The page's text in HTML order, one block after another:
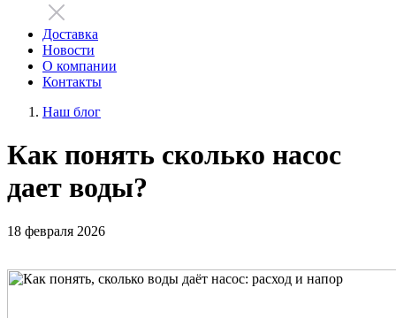
Доставка
Новости
О компании
Контакты
Наш блог
Как понять сколько насос
дает воды?
18 февраля 2026